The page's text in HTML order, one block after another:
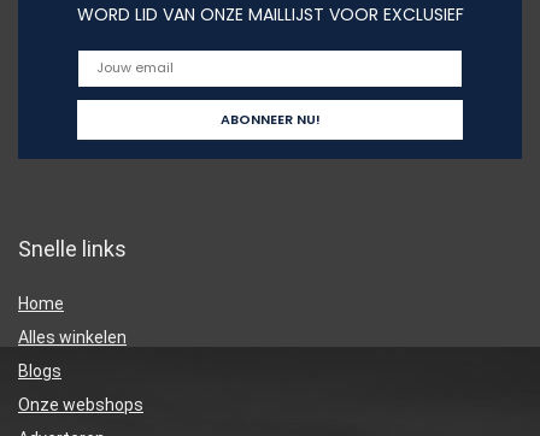
WORD LID VAN ONZE MAILLIJST VOOR EXCLUSIEF
Snelle links
Home
Alles winkelen
Blogs
Onze webshops